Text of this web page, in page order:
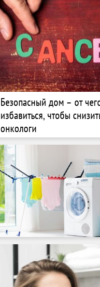
Безопасный дом – от
избавиться, чтобы
онкологи